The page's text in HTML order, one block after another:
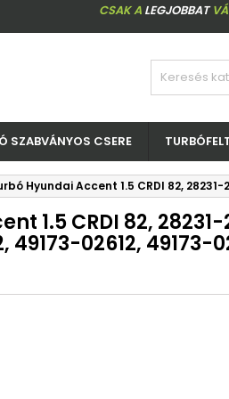
CSAK A LEGJOBBAT
SZABVÁNYOS CSERE
Hyundai Accent 1.5 CRDI 82,
1.5 CRDI 82,
49173-02612, 49173-